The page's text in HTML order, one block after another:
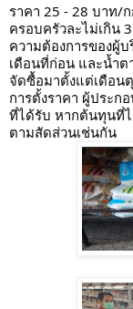
ราคา 25 - 28 บาท/
ครอบครัวละไม่เกิน
ความต้องการของผู้
เดือนที่ก่อน และน้ำ
จัดซื้อมาตั้งแต่เดือน
การตั้งราคา ผู้ประก
ที่ได้รับ หากต้นทุนที่
ตามสัดส่วนเช่นกัน